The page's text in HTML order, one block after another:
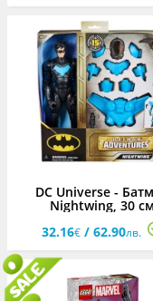
DC Universe -
Nightwing, 30 см
32.16€ / 62.90лв.